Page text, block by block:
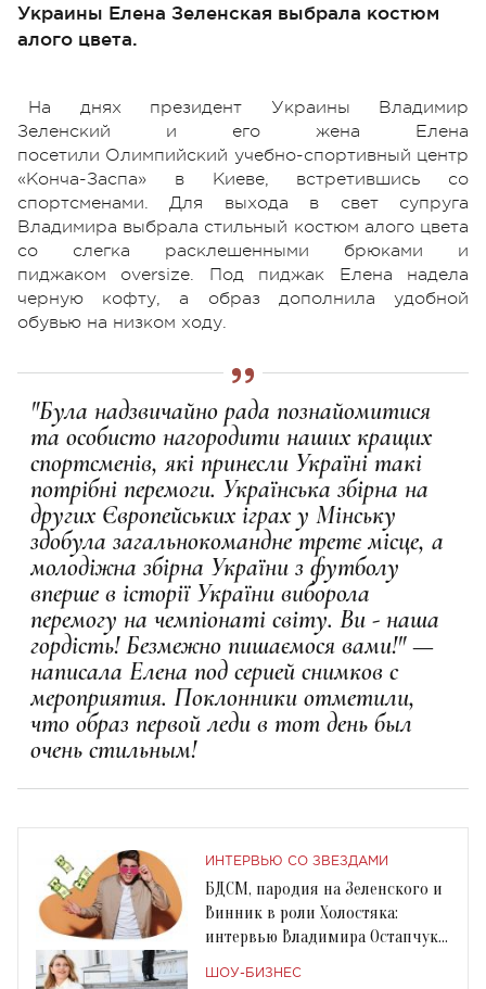
Украины Елена Зеленская выбрала костюм
алого цвета.
На днях президент Украины Владимир
Зеленский и его жена Елена
посетили Олимпийский учебно-спортивный центр
«Конча-Заспа» в Киеве, встретившись со
спортсменами. Для выхода в свет супруга
Владимира выбрала стильный костюм алого цвета
со слегка расклешенными брюками и
пиджаком oversize. Под пиджак Елена надела
черную кофту, а образ дополнила удобной
обувью на низком ходу.
"Була надзвичайно рада познайомитися
та особисто нагородити наших кращих
спортсменів, які принесли Україні такі
потрібні перемоги. Українська збірна на
других Європейських іграх у Мінську
здобула загальнокомандне третє місце, а
молодіжна збірна України з футболу
вперше в історії України виборола
перемогу на чемпіонаті світу. Ви - наша
гордість! Безмежно пишаємося вами!" —
написала Елена под серией снимков с
мероприятия. Поклонники отметили,
что образ первой леди в тот день был
очень стильным!
ИНТЕРВЬЮ СО ЗВЕЗДАМИ
БДСМ, пародия на Зеленского и
Винник в роли Холостяка:
интервью Владимира Остапчука
ШОУ-БИЗНЕС